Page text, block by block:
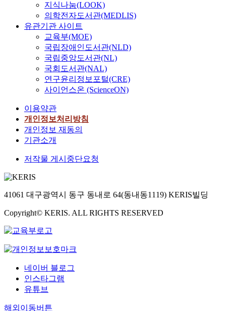
지식나눔(LOOK)
의학전자도서관(MEDLIS)
유관기관 사이트
교육부(MOE)
국립장애인도서관(NLD)
국립중앙도서관(NL)
국회도서관(NAL)
연구윤리정보포털(CRE)
사이언스온 (ScienceON)
이용약관
개인정보처리방침
개인정보 재동의
기관소개
저작물 게시중단요청
41061 대구광역시 동구 동내로 64(동내동1119) KERIS빌딩
Copyright© KERIS. ALL RIGHTS RESERVED
네이버 블로그
인스타그램
유튜브
해외이동버튼